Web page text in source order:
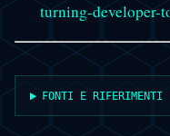
turning-developer-
FONTI E RIFERIMENTI